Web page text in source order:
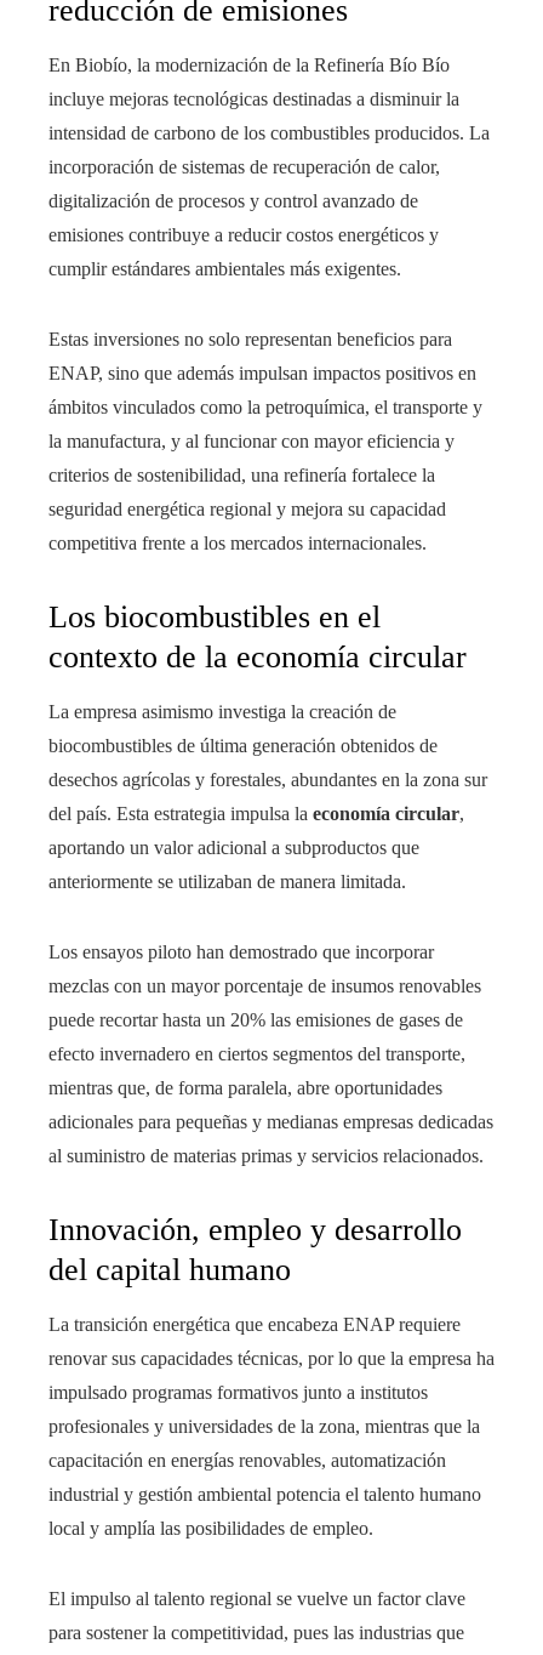
reducción de emisiones
En Biobío, la modernización de la Refinería Bío Bío
incluye mejoras tecnológicas destinadas a disminuir la
intensidad de carbono de los combustibles producidos. La
incorporación de sistemas de recuperación de calor,
digitalización de procesos y control avanzado de
emisiones contribuye a reducir costos energéticos y
cumplir estándares ambientales más exigentes.
Estas inversiones no solo representan beneficios para
ENAP, sino que además impulsan impactos positivos en
ámbitos vinculados como la petroquímica, el transporte y
la manufactura, y al funcionar con mayor eficiencia y
criterios de sostenibilidad, una refinería fortalece la
seguridad energética regional y mejora su capacidad
competitiva frente a los mercados internacionales.
Los biocombustibles en el
contexto de la economía circular
La empresa asimismo investiga la creación de
biocombustibles de última generación obtenidos de
desechos agrícolas y forestales, abundantes en la zona sur
del país. Esta estrategia impulsa la economía circular,
aportando un valor adicional a subproductos que
anteriormente se utilizaban de manera limitada.
Los ensayos piloto han demostrado que incorporar
mezclas con un mayor porcentaje de insumos renovables
puede recortar hasta un 20% las emisiones de gases de
efecto invernadero en ciertos segmentos del transporte,
mientras que, de forma paralela, abre oportunidades
adicionales para pequeñas y medianas empresas dedicadas
al suministro de materias primas y servicios relacionados.
Innovación, empleo y desarrollo
del capital humano
La transición energética que encabeza ENAP requiere
renovar sus capacidades técnicas, por lo que la empresa ha
impulsado programas formativos junto a institutos
profesionales y universidades de la zona, mientras que la
capacitación en energías renovables, automatización
industrial y gestión ambiental potencia el talento humano
local y amplía las posibilidades de empleo.
El impulso al talento regional se vuelve un factor clave
para sostener la competitividad, pues las industrias que